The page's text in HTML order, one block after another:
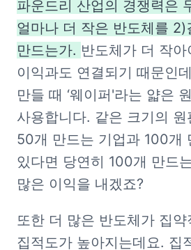
파운드리 산업의 경쟁력은
얼마나 더 작은 반도체를 2)
만드는가. 반도체가 더 작
이익과도 연결되기 때문인
만들 때 ‘웨이퍼'라는 얇은
사용합니다. 같은 크기의
50개 만드는 기업과 100개
있다면 당연히 100개 만드
많은 이익을 내겠죠?
또한 더 많은 반도체가 집약
집적도가 높아지는데요. 집